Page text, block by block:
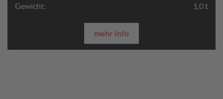
Gewicht:
1,0 t
mehr Info